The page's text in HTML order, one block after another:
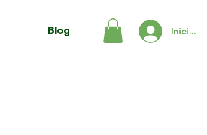
Blog Iniciar